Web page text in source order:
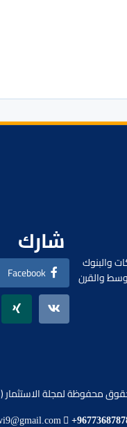
والبنوك
والقرن
شارك
Facebook